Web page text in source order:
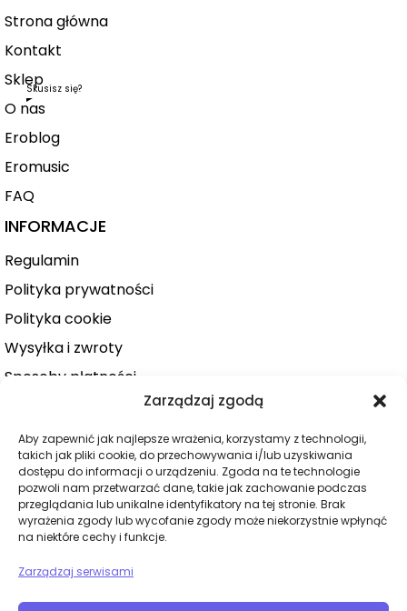
Zarządzaj zgodą
Aby zapewnić jak najlepsze wrażenia, korzystamy z technologii,
takich jak pliki cookie, do przechowywania i/lub uzyskiwania
dostępu do informacji o urządzeniu. Zgoda na te technologie
pozwoli nam przetwarzać dane, takie jak zachowanie podczas
przeglądania lub unikalne identyfikatory na tej stronie. Brak
wyrażenia zgody lub wycofanie zgody może niekorzystnie wpłynąć
na niektóre cechy i funkcje.
Zarządzaj serwisami
Strona główna
Kontakt
Sklep
O nas
Skusisz się?
Eroblog
Eromusic
FAQ
INFORMACJE
Regulamin
Polityka prywatności
Polityka cookie
Wysyłka i zwroty
Sposoby płatności
Zamówienie
KATEGORIE
Dla niej
Dla niego